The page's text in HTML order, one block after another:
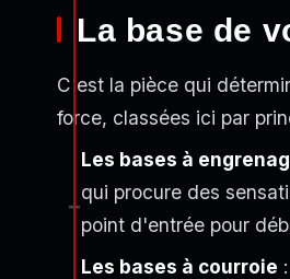
La base de
C'est la pièce qui
force, classées ici par
Les bases à
qui procure des
point d'entrée pour
Les bases à courroie